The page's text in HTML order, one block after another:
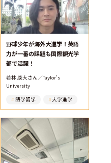
野球少年が海外大進学！英語
力が一番の課題も国際観光学
部で活躍！
若林 康大さん／Taylor’s
University
語学留学
大学進学